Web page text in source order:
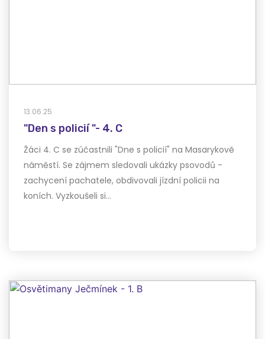
13.06.25
"Den s policií "- 4. C
Žáci 4. C se zúčastnili "Dne s policií" na Masarykově
náměstí. Se zájmem sledovali ukázky psovodů -
zachycení pachatele, obdivovali jízdní policii na
koních. Vyzkoušeli si…